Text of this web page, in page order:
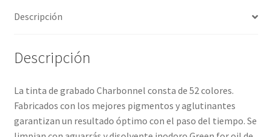
Descripción
Descripción
La tinta de grabado Charbonnel consta de 52 colores.
Fabricados con los mejores pigmentos y aglutinantes
garantizan un resultado óptimo con el paso del tiempo. Se